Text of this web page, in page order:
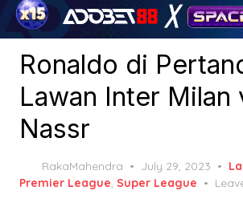
Ronaldo di
Lawan Inter Milan
Nassr
RakaMahendra
Posted
on
July 29, 2023
Premier League, Super League